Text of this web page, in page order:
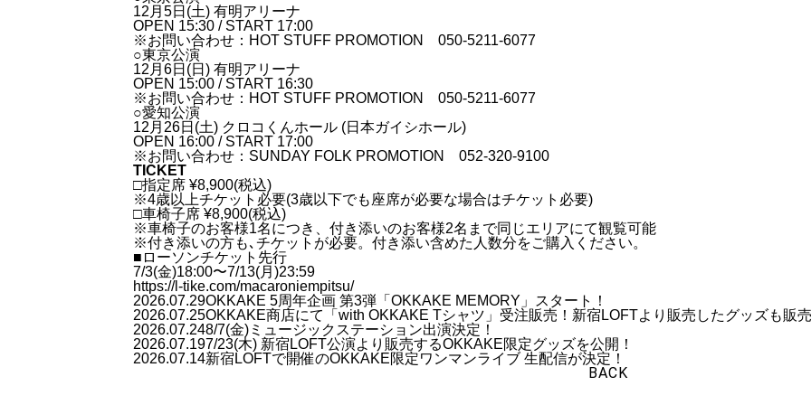
12月5日(土) 有明アリーナ
OPEN 15:30 / START 17:00
※お問い合わせ：HOT STUFF PROMOTION 050-5211-6077
○東京公演
12月6日(日) 有明アリーナ
OPEN 15:00 / START 16:30
※お問い合わせ：HOT STUFF PROMOTION 050-5211-6077
○愛知公演
12月26日(土) クロコくんホール (日本ガイシホール)
OPEN 16:00 / START 17:00
※お問い合わせ：SUNDAY FOLK PROMOTION 052-320-9100
TICKET
□指定席 ¥8,900(税込)
※4歳以上チケット必要(3歳以下でも座席が必要な場合はチケット必要)
□⾞椅⼦席 ¥8,900(税込)
※⾞椅⼦のお客様1名につき、付き添いのお客様2名まで同じエリアにて観覧可能
※付き添いの⽅も､チケットが必要。付き添い含めた⼈数分をご購⼊ください。
■ローソンチケット先行
7/3(金)18:00〜7/13(月)23:59
https://l-tike.com/macaroniempitsu/
2026.07.29OKKAKE 5周年企画 第3弾「OKKAKE MEMORY」スタート！
2026.07.25OKKAKE商店にて「with OKKAKE Tシャツ」受注販売！新宿LOFTより販売したグッズも販売
2026.07.248/7(金)ミュージックステーション出演決定！
2026.07.197/23(木) 新宿LOFT公演より販売するOKKAKE限定グッズを公開！
2026.07.14新宿LOFTで開催のOKKAKE限定ワンマンライブ 生配信が決定！
BACK